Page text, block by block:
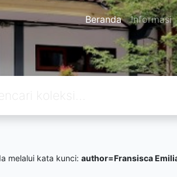
Beranda Informasi
melalui kata kunci: author=Fransisca